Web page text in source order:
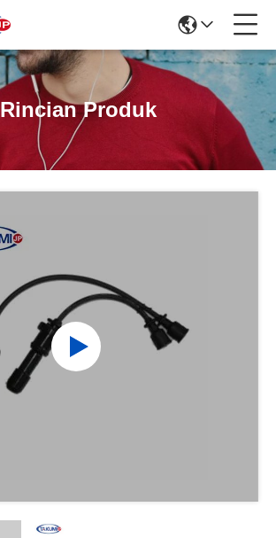
Rincian Produk